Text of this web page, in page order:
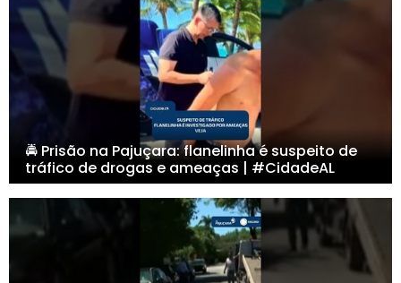
🚔 Prisão na Pajuçara: flanelinha é suspeito de
tráfico de drogas e ameaças | #CidadeAL